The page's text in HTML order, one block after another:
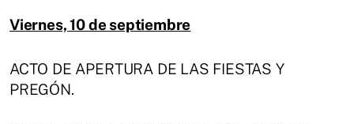
Viernes, 10 de septiembre
ACTO DE APERTURA DE LAS FIESTAS Y
PREGÓN.